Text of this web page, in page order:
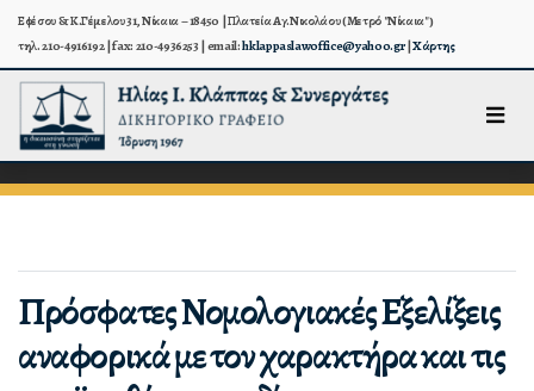
Εφέσου & Κ.Γέμελου 31, Νίκαια – 18450 | Πλατεία Αγ.Νικολάου (Μετρό "Νίκαια")
τηλ. 210-4916192 | fax: 210-4936253 | email:hklappaslawoffice@yahoo.gr|Χάρτης
Πρόσφατες Νομολογιακές Εξελίξεις
αναφορικά με τον χαρακτήρα και τις